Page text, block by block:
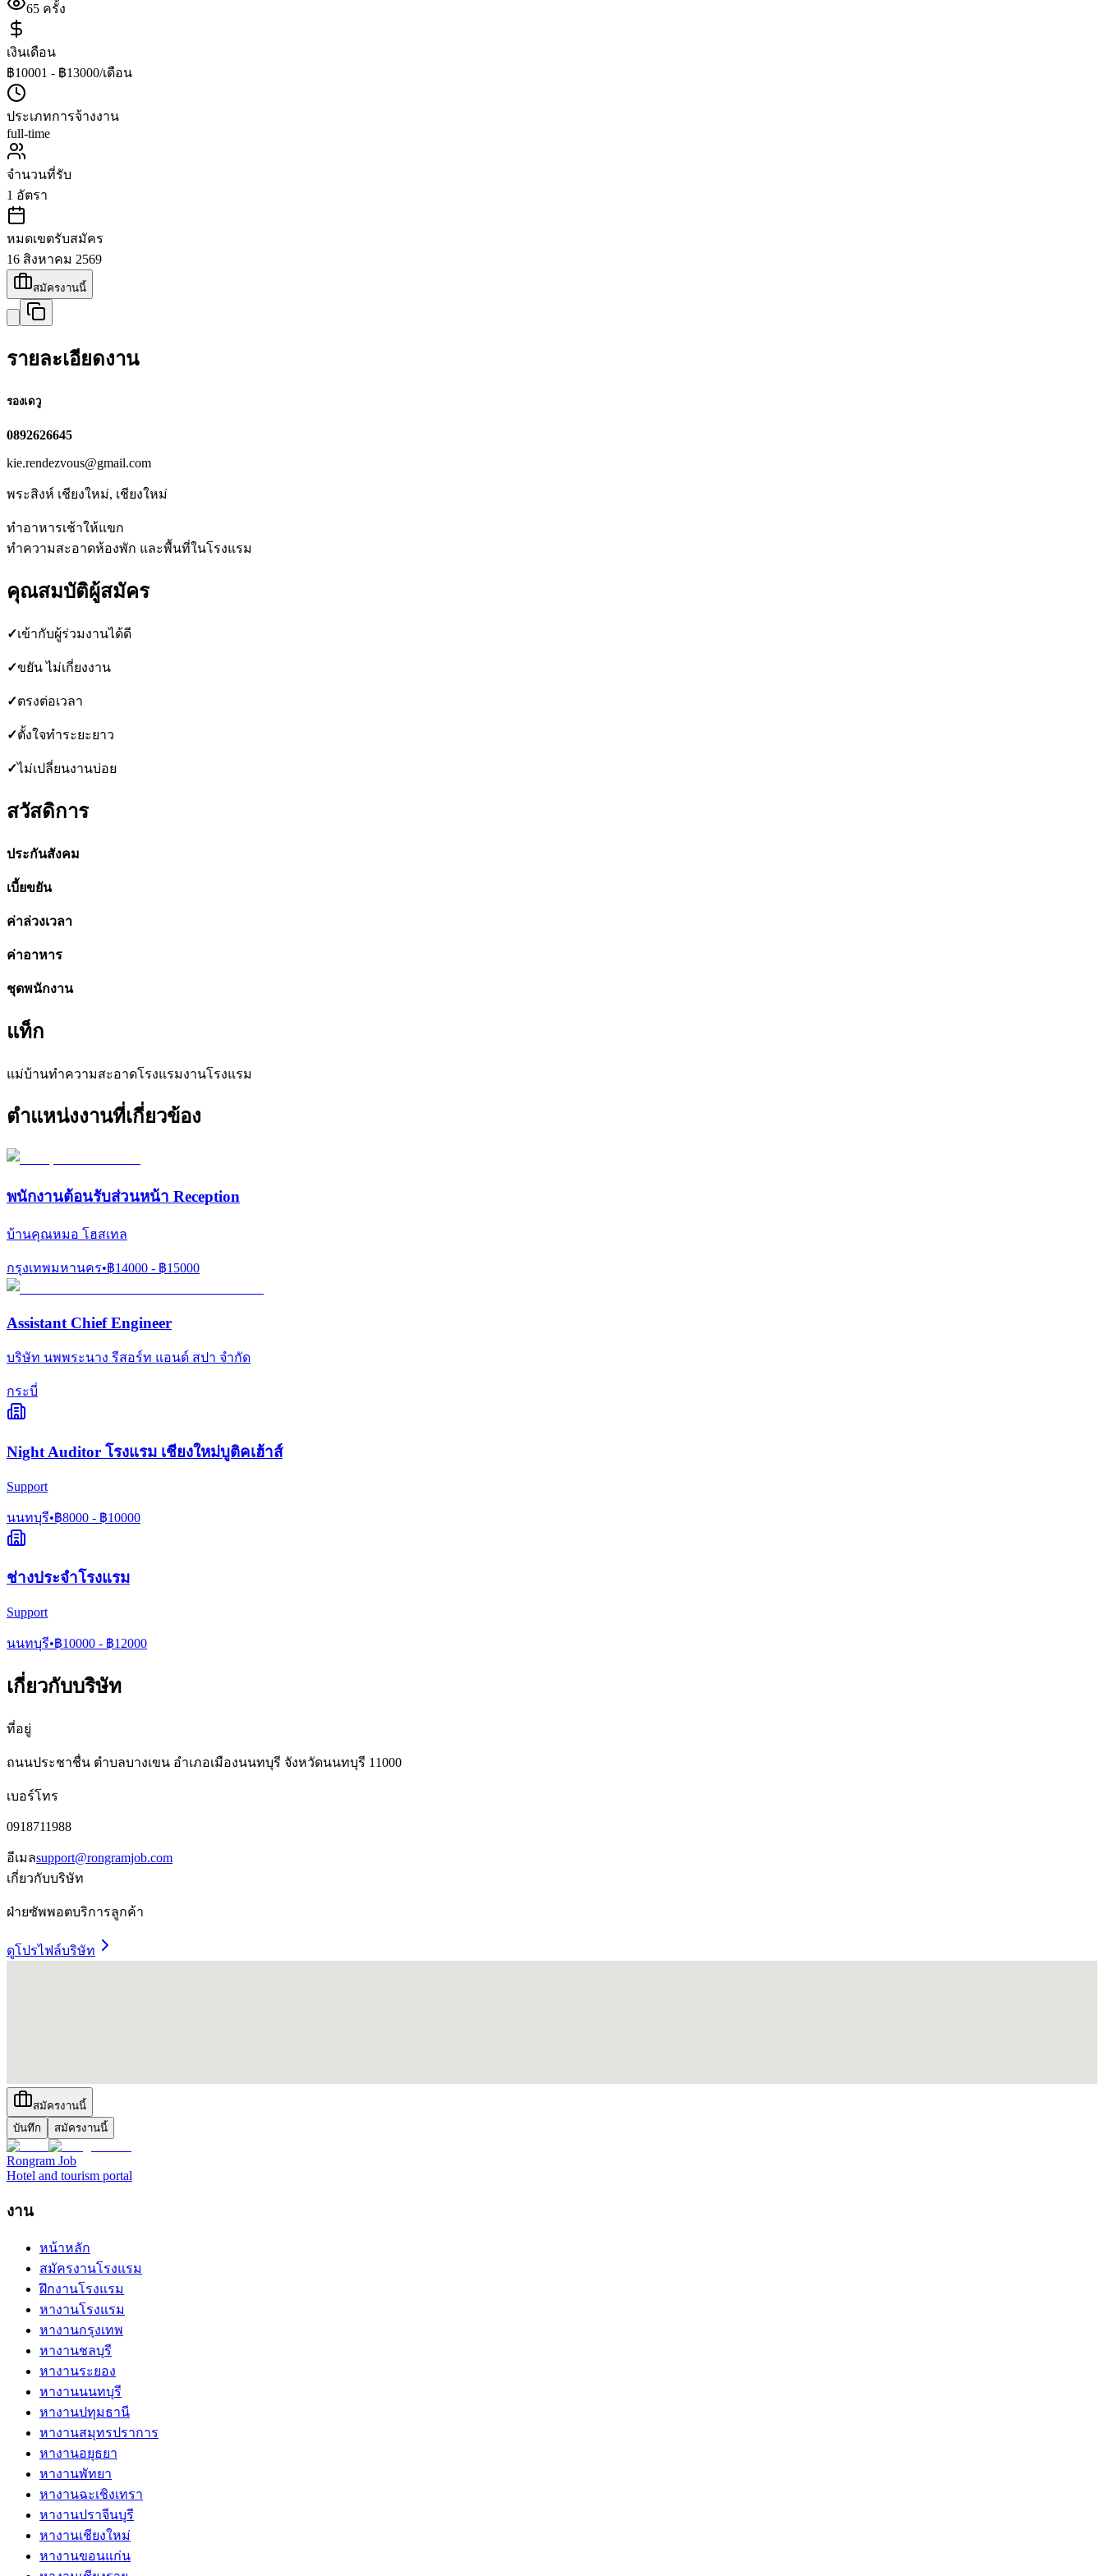
65 ครั้ง
เงินเดือน
฿10001 - ฿13000/เดือน
ประเภทการจ้างงาน
full-time
จำนวนที่รับ
1 อัตรา
หมดเขตรับสมัคร
16 สิงหาคม 2569
สมัครงานนี้
รายละเอียดงาน
รองเดวู
0892626645
kie.rendezvous@gmail.com
พระสิงห์ เชียงใหม่, เชียงใหม่
ทำอาหารเช้าให้แขก
ทำความสะอาดห้องพัก และพื้นที่ในโรงแรม
คุณสมบัติผู้สมัคร
✓เข้ากับผู้ร่วมงานได้ดี
✓ขยัน ไม่เกี่ยงงาน
✓ตรงต่อเวลา
✓ตั้งใจทำระยะยาว
✓ไม่เปลี่ยนงานบ่อย
สวัสดิการ
ประกันสังคม
เบี้ยขยัน
ค่าล่วงเวลา
ค่าอาหาร
ชุดพนักงาน
แท็ก
แม่บ้านทำความสะอาดโรงแรมงานโรงแรม
ตำแหน่งงานที่เกี่ยวข้อง
พนักงานต้อนรับส่วนหน้า Reception
บ้านคุณหมอ โฮสเทล
กรุงเทพมหานคร•฿14000 - ฿15000
Assistant Chief Engineer
บริษัท นพพระนาง รีสอร์ท แอนด์ สปา จำกัด
กระบี่
Night Auditor โรงแรม เชียงใหม่บูติคเฮ้าส์
Support
นนทบุรี•฿8000 - ฿10000
ช่างประจำโรงแรม
Support
นนทบุรี•฿10000 - ฿12000
เกี่ยวกับบริษัท
ที่อยู่
ถนนประชาชื่น ตำบลบางเขน อำเภอเมืองนนทบุรี จังหวัดนนทบุรี 11000
เบอร์โทร
0918711988
อีเมลsupport@rongramjob.com
เกี่ยวกับบริษัท
ฝ่ายซัพพอตบริการลูกค้า
ดูโปรไฟล์บริษัท
สมัครงานนี้
บันทึก
สมัครงานนี้
Rongram Job
Hotel and tourism portal
งาน
หน้าหลัก
สมัครงานโรงแรม
ฝึกงานโรงแรม
หางานโรงแรม
หางานกรุงเทพ
หางานชลบุรี
หางานระยอง
หางานนนทบุรี
หางานปทุมธานี
หางานสมุทรปราการ
หางานอยุธยา
หางานพัทยา
หางานฉะเชิงเทรา
หางานปราจีนบุรี
หางานเชียงใหม่
หางานขอนแก่น